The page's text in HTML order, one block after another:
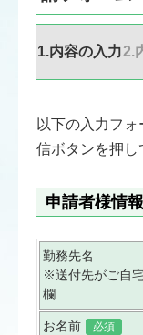
内容の入力
以下の入力フ
信ボタンを押し
申請者様情報
勤務先名
※送付先がご自
欄
お名前 必須